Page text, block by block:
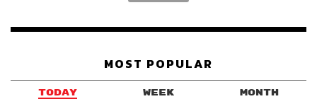
MOST POPULAR
TODAY WEEK MONTH